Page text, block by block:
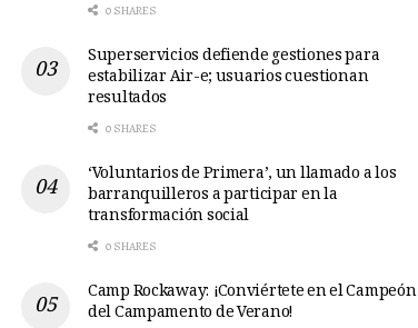
0 SHARES
Superservicios defiende gestiones para
estabilizar Air-e; usuarios cuestionan
resultados
0 SHARES
‘Voluntarios de Primera’, un llamado a los
barranquilleros a participar en la
transformación social
0 SHARES
Camp Rockaway: ¡Conviértete en el Campeón
del Campamento de Verano!